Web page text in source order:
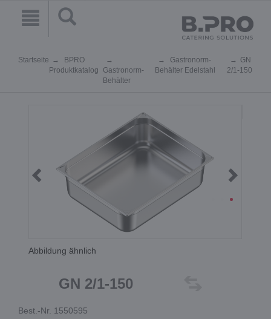
Startseite
BPRO
Produktkatalog
Gastronorm-
Behälter
Gastronorm-
Behälter Edelstahl
GN
2/1-150
Abbildung ähnlich
GN 2/1-150
Best.-Nr. 1550595